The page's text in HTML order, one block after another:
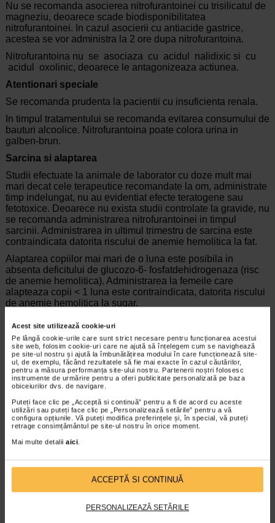
Acest site utilizează cookie-uri
Pe lângă cookie-urile care sunt strict necesare pentru funcționarea acestui
site web, folosim cookie-uri care ne ajută să înțelegem cum se navighează
pe site-ul nostru și ajută la îmbunătățirea modului în care funcționează site-
ul, de exemplu, făcând rezultatele să fie mai exacte în cazul căutărilor,
pentru a măsura performanța site-ului nostru. Partenerii noștri folosesc
instrumente de urmărire pentru a oferi publicitate personalizată pe baza
obiceiurilor dvs. de navigare.
Puteți face clic pe „Acceptă si continuă” pentru a fi de acord cu aceste
utilizări sau puteți face clic pe „Personalizează setările” pentru a vă
configura opțiunile. Vă puteți modifica preferințele și, în special, vă puteți
retrage consimțământul pe site-ul nostru în orice moment.
Mai multe detalii aici.
ACCEPTĂ SI CONTINUĂ
PERSONALIZEAZĂ SETĂRILE
Nu se recomanda asocierea nitrofurantoinei cu trisilicatul de
magneziu, deoarece scade biodisponibilitatea
nitrofurantoinei. In cazul asocierii cu antiacide gastrice,
acestea se vor administra la 2 ore dupa nitrofurantoina.
Nitrofurantoina nu se asociaza cu acidul nalidixic si cu
acidul oxolinic, deoarece le antagonizeaza actiunea.
Atentionari speciale
Se recomanda prudenta la pacientii cu insuficienta renala.
In timpul tratamentului se recomanda evitarea consumului de
bauturi alcoolice. Nitrofurantoina poate colora urina in
galben-brun.
Sarcina si alaptarea
Studii efectuate la animale de laborator cu doze mult mai
mari decat cele terapeutice recomandate la om, administrate
timp indelungat, nu au evidentiat efecte teratogene sau
fetotoxice. Deoarece nu exista studii controlate la gravide, nu
se recomanda administrarea nitrofurantoinei in timpul
sarcinii. Administrarea in ultimul trimestru de sarcina este
contraindicata datorita riscului de anemie hemolitica la fat.
Alaptarea copiilor mai mari de o luna este posibila in
absenta deficitului de glucozo-6- fosfatdehidrogenaza (risc
de anemie hemolitica). Administrarea la femeile care
alapteaza copii < 1 luna este contraindicata, datorita riscului
de anemie hemolitica la sugar.
Capacitatea de a conduce vehicule sau de a folosi utilaje
Nitrofurantoina nu influenteaza capacitatea de a conduce
vehicule sau de a folosi utilaje.
Doze si mod de administrare
Adulti: doza uzuala este de 50-100 mg nitrofurantoina (1/2 –
4 ori pe zi, fractionata in mai multe prize, la intervale egale
de timp.
Pentru tratament profilactic se administreaza in fiecare seara
o doza de 50-100 mg nitrofurantoina, timp indelungat.
Reactii adverse
Nitrofurantoina produce frecvent tulburari digestive: greata,
varsaturi, diaree (fenomene atenuate daca medicamentul
este administrat in timpul meselor). Rareori poate sa apara
hepatita colestatica.